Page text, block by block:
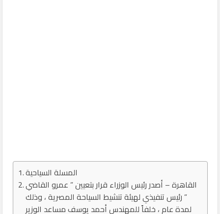
المسلة السياحية
القاهرة – أصدر رئيس الوزراء قرار بتعيين ” عمرو القاضي
” رئيس تنفيذي لهيئة تنشيط السياحة المصرية ، وذلك
لمدة عام ، خلفاً للمهندس أحمد يوسف مساعد الوزير